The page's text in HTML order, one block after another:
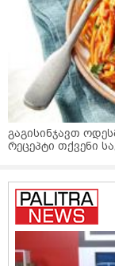
გაგისინჯავთ
რეცეპტი თქვენი